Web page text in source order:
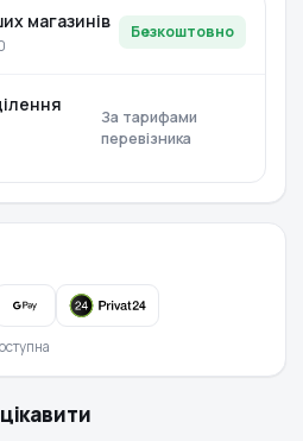
магазинів Безкоштовно
За тарифами
перевізника